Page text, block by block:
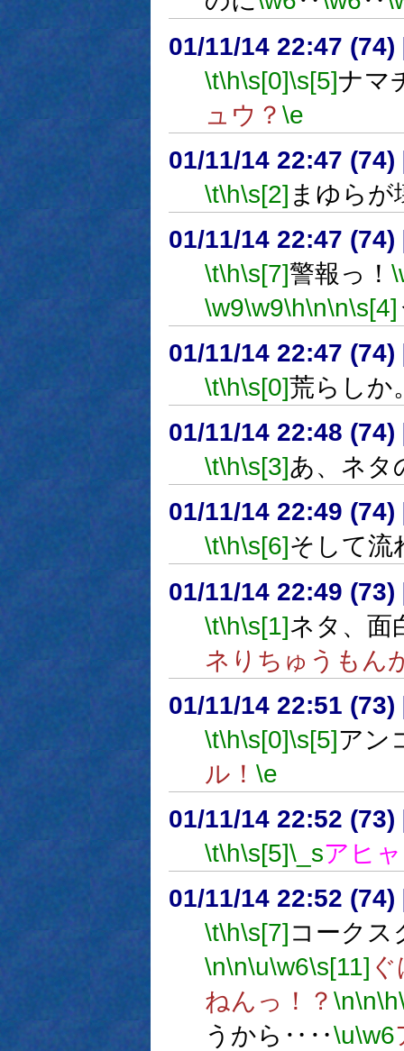
01/11/14 22:47 (74)
\t\h\s[0]\s[5]ナマ
ュウ？ \e
01/11/14 22:47 (74)
\t\h\s[2] まゆらが
01/11/14 22:47 (74)
\t\h\s[7]警報っ！
\w9\w9\h\n\n\s[4]
01/11/14 22:47 (74)
\t\h\s[0]荒らしか
01/11/14 22:48 (74)
\t\h\s[3]あ、ネタ
01/11/14 22:49 (74)
\t\h\s[6]そして
01/11/14 22:49 (73)
\t\h\s[1]ネタ、面
ネりちゅうもん
01/11/14 22:51 (73)
\t\h\s[0]\s[5]アン
ル！ \e
01/11/14 22:52 (73)
\t\h\s[5]\_sアヒ
01/11/14 22:52 (74)
\t\h\s[7]コークス
\n\n\u\w6\s[11]
ねんっ！？ \n\n\h
うから‥‥\u\w6